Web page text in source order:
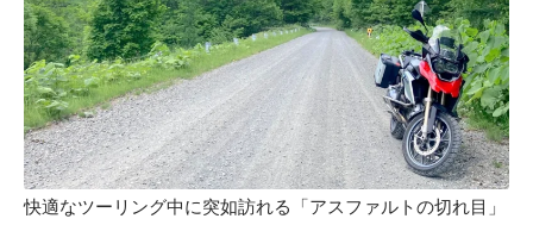
快適なツーリング中に突如訪れる「アスファルトの切れ目」